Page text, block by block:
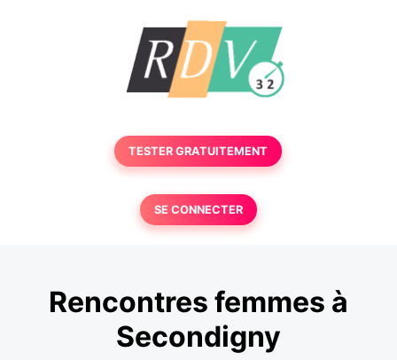
TESTER GRATUITEMENT
SE CONNECTER
Rencontres femmes à
Secondigny